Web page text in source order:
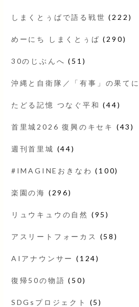
しまくとぅばで語る戦世 (222)
めーにち しまくとぅば (290)
30のじぶんへ (51)
沖縄と自衛隊／「有事」の果てに
たどる記憶 つなぐ平和 (44)
首里城2026 復興のキセキ (43)
週刊首里城 (44)
#IMAGINEおきなわ (100)
楽園の海 (296)
リュウキュウの自然 (95)
アスリートフォーカス (58)
AIアナウンサー (124)
復帰50の物語 (50)
SDGsプロジェクト (5)